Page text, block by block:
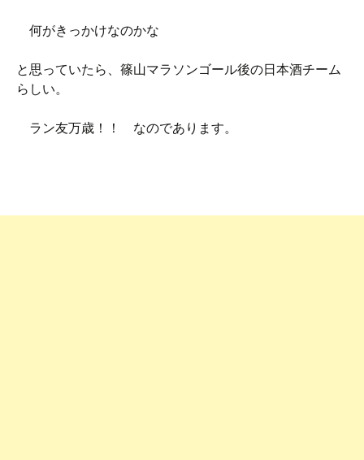
何がきっかけなのかな
と思っていたら、篠山マラソンゴール後の日本酒チーム
らしい。
ラン友万歳！！ なのであります。